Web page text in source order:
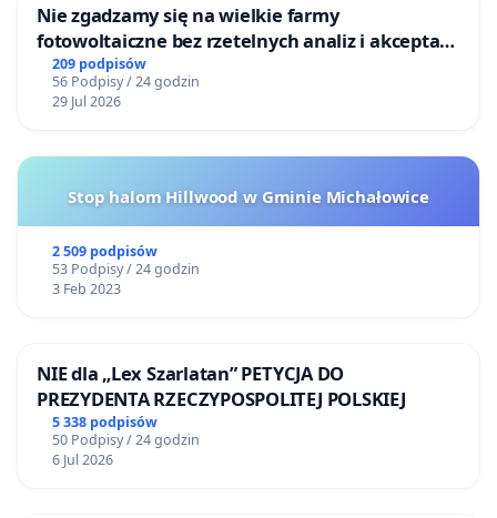
Nie zgadzamy się na wielkie farmy
fotowoltaiczne bez rzetelnych analiz i akceptacji
mieszkańców
209 podpisów
56 Podpisy / 24 godzin
29 Jul 2026
Stop halom Hillwood w Gminie Michałowice
2 509 podpisów
53 Podpisy / 24 godzin
3 Feb 2023
NIE dla „Lex Szarlatan” PETYCJA DO
PREZYDENTA RZECZYPOSPOLITEJ POLSKIEJ
5 338 podpisów
50 Podpisy / 24 godzin
6 Jul 2026